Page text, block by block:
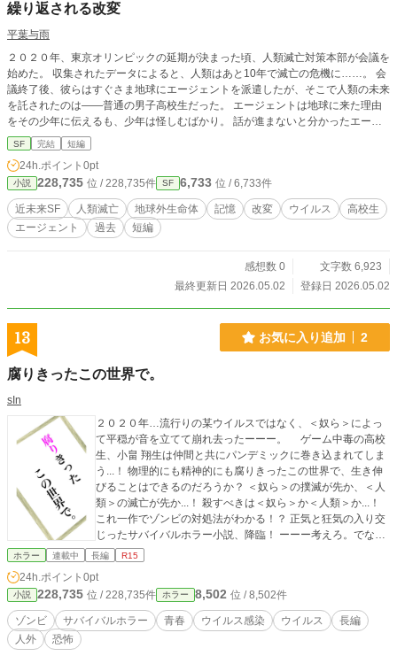
繰り返される改変
平葉与雨
２０２０年、東京オリンピックの延期が決まった頃、人類滅亡対策本部が会議を
始めた。 収集されたデータによると、人類はあと10年で滅亡の危機に……。 会
議終了後、彼らはすぐさま地球にエージェントを派遣したが、そこで人類の未来
を託されたのは——普通の男子高校生だった。 エージェントは地球に来た理由
をその少年に伝えるも、少年は怪しむばかり。 話が進まないと分かったエージ
ェントは少年に質問させることにしたが、その質問が引き金となり、少年は衝撃
の事実を知ることになる……。 エージェントはいったい何者なのか。 そして、
人類はどうなってしまうのか。 この話はフィクションですが、今まさに同じ事
象が起こっていても、全く不思議ではありません。 この世界が何度も改変され
ていたとしても、私たち人間には知る由もないのだから……。 ◆こちらは2023
年1月14日にカクヨムにて投稿した短編です。
SF 完結 短編
24h.ポイント 0pt
小説 228,735 位 / 228,735件 SF 6,733 位 / 6,733件
近未来SF 人類滅亡 地球外生命体 記憶 改変 ウイルス
高校生
エージェント
過去 短編
感想数 0
文字数 6,923
最終更新日 2026.05.02
登録日 2026.05.02
13 お気に入り追加 2
腐りきったこの世界で。
sIn
２０２０年…流行りの某ウイルスではなく、＜奴ら＞によっ
て平穏が音を立てて崩れ去ったーーー。 ゲーム中毒の高校
生、小畠 翔生は仲間と共にパンデミックに巻き込まれてしま
う...！ 物理的にも精神的にも腐りきったこの世界で、生き伸
びることはできるのだろうか？ ＜奴ら＞の撲滅が先か、＜人
類＞の滅亡が先か...！ 殺すべきは＜奴ら＞か＜人類＞か...！
これ一作でゾンビの対処法がわかる！？ 正気と狂気の入り交
じったサバイバルホラー小説、降臨！ ーーー考えろ。でない
とこの世界では、生き残れない…！
ホラー 連載中 長編 R15
24h.ポイント 0pt
小説 228,735 位 / 228,735件 ホラー 8,502 位 / 8,502件
ゾンビ サバイバルホラー 青春 ウイルス感染 ウイルス
長編
人外
恐怖